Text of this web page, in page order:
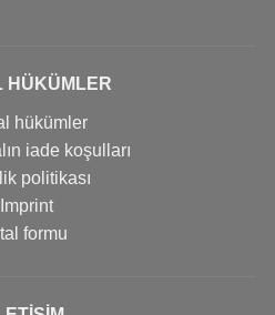
HÜKÜMLER
hükümler
iade koşulları
politikası
Imprint
formu